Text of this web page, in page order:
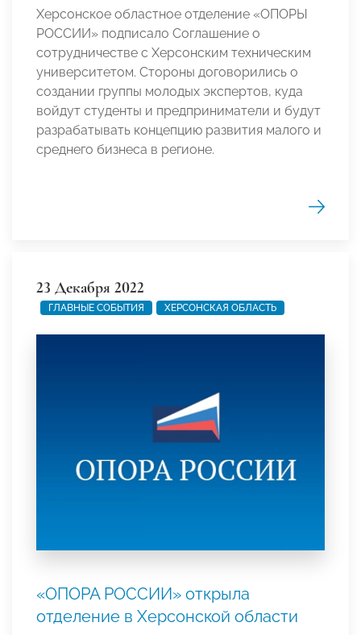
Херсонское областное отделение «ОПОРЫ
РОССИИ» подписало Соглашение о
сотрудничестве с Херсонским техническим
университетом. Стороны договорились о
создании группы молодых экспертов, куда
войдут студенты и предприниматели и будут
разрабатывать концепцию развития малого и
среднего бизнеса в регионе.
23 Декабря 2022
ГЛАВНЫЕ СОБЫТИЯ ХЕРСОНСКАЯ ОБЛАСТЬ
«ОПОРА РОССИИ» открыла
отделение в Херсонской области